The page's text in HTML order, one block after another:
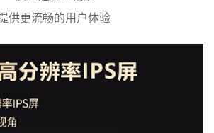
供更流畅的用户体验